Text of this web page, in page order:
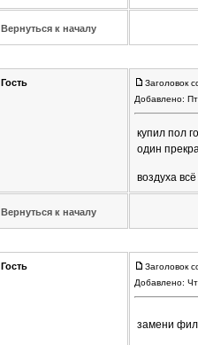
Вернуться к началу
Гость
Заголовок
Добавлено:
купил пол
один
воздуха
Вернуться к началу
Гость
Заголовок
Добавлено:
замени